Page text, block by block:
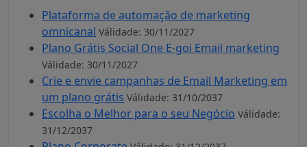
Plataforma de automação de marketing
omnicanal Válidade: 30/11/2027
Plano Grátis Social One E-goi Email marketing
Válidade: 30/11/2027
Crie e envie campanhas de Email Marketing em
um plano grátis Válidade: 31/10/2037
Escolha o Melhor para o seu Negócio Válidade:
31/12/2037